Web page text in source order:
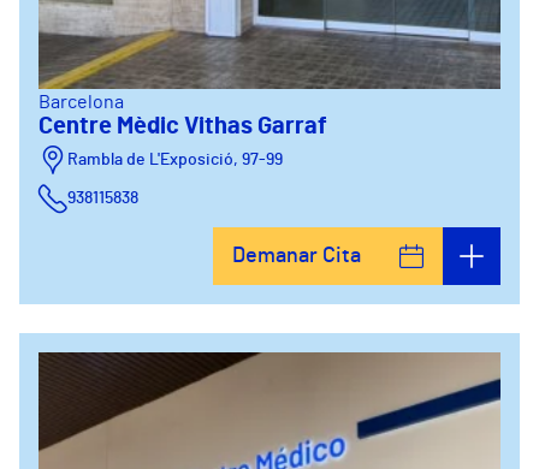
Barcelona
Centre Mèdic Vithas Garraf
Rambla de L'Exposició, 97-99
938115838
Demanar Cita